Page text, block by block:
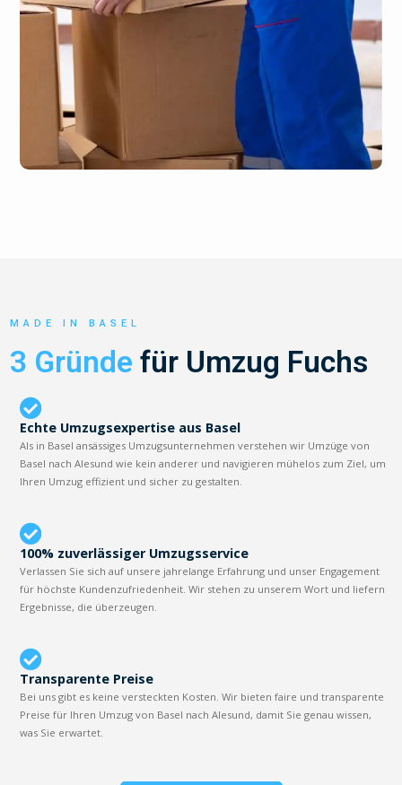
MADE IN BASEL
3 Gründe für Umzug Fuchs
Echte Umzugsexpertise aus Basel
Als in Basel ansässiges Umzugsunternehmen verstehen wir Umzüge von
Basel nach Alesund wie kein anderer und navigieren mühelos zum Ziel, um
Ihren Umzug effizient und sicher zu gestalten.
100% zuverlässiger Umzugsservice
Verlassen Sie sich auf unsere jahrelange Erfahrung und unser Engagement
für höchste Kundenzufriedenheit. Wir stehen zu unserem Wort und liefern
Ergebnisse, die überzeugen.
Transparente Preise
Bei uns gibt es keine versteckten Kosten. Wir bieten faire und transparente
Preise für Ihren Umzug von Basel nach Alesund, damit Sie genau wissen,
was Sie erwartet.